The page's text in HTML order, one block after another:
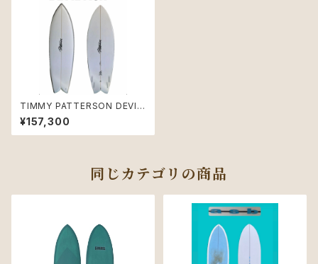
TIMMY PATTERSON DEVIL
FISH 5'10
¥157,300
同じカテゴリの商品